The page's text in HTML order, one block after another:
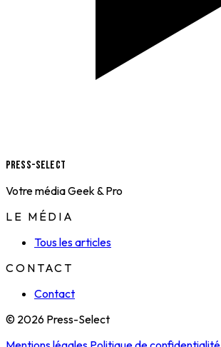
Press-Select
Votre média Geek & Pro
LE MÉDIA
Tous les articles
CONTACT
Contact
© 2026 Press-Select